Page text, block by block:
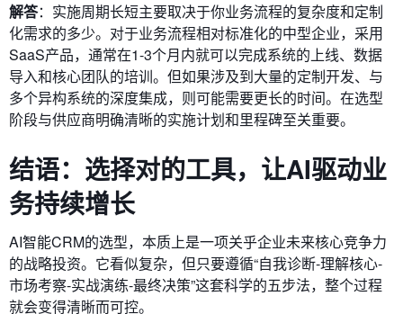
解答：实施周期长短主要取决于你业务流程的复杂度和定制
化需求的多少。对于业务流程相对标准化的中型企业，采用
SaaS产品，通常在1-3个月内就可以完成系统的上线、数据
导入和核心团队的培训。但如果涉及到大量的定制开发、与
多个异构系统的深度集成，则可能需要更长的时间。在选型
阶段与供应商明确清晰的实施计划和里程碑至关重要。
结语：选择对的工具，让AI驱动业
务持续增长
AI智能CRM的选型，本质上是一项关乎企业未来核心竞争力
的战略投资。它看似复杂，但只要遵循“自我诊断-理解核心-
市场考察-实战演练-最终决策”这套科学的五步法，整个过程
就会变得清晰而可控。